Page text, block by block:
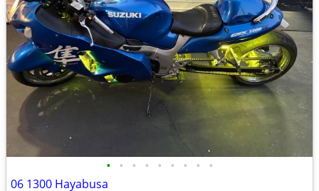
• • • • • • • • •
06 1300 Hayabusa